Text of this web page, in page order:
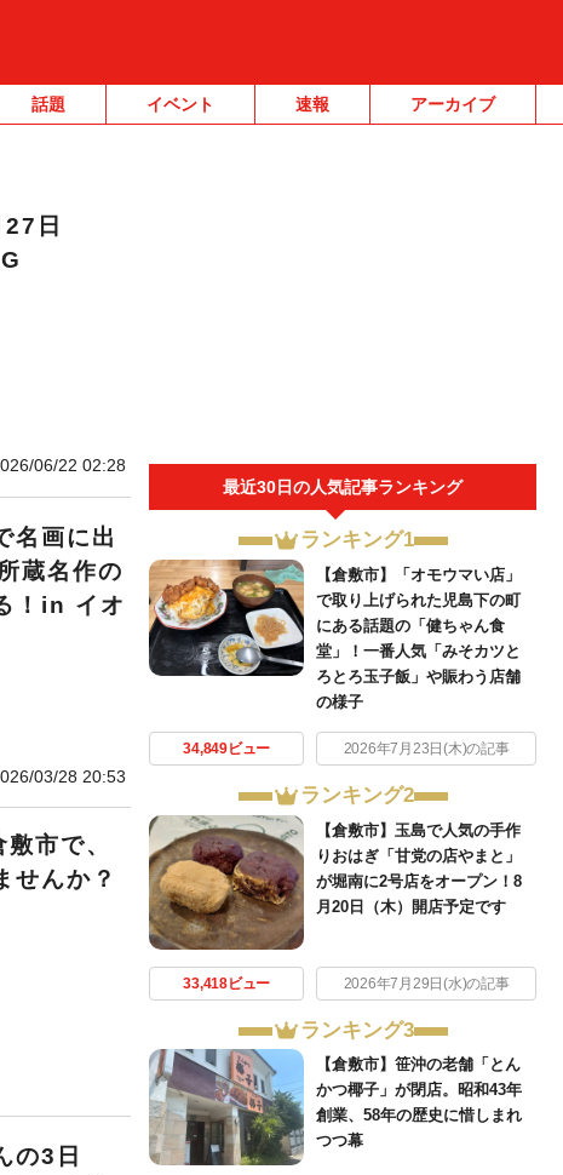
話題 イベント 速報 アーカイブ
日
06/22 02:28
名画に出
蔵名作の
！in イオ
03/28 20:53
市で、
せんか？
の3日
最近30日の人気記事ランキング
ランキング1
【倉敷市】「オモウマい店」
で取り上げられた児島下の町
にある話題の「健ちゃん食
堂」！一番人気「みそカツと
ろとろ玉子飯」や賑わう店舗
の様子
34,849ビュー 2026年7月23日(木)の記事
ランキング2
【倉敷市】玉島で人気の手作
りおはぎ「甘党の店やまと」
が堀南に2号店をオープン！8
月20日（木）開店予定です
33,418ビュー 2026年7月29日(水)の記事
ランキング3
【倉敷市】笹沖の老舗「とん
かつ椰子」が閉店。昭和43年
創業、58年の歴史に惜しまれ
つつ幕